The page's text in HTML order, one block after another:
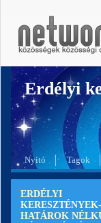
Erdélyi
Nyitó Tagok
ERDÉLYI
KERESZTÉNYEK-
HATÁROK